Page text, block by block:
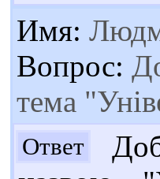
Имя:
Вопрос:
тема
Ответ